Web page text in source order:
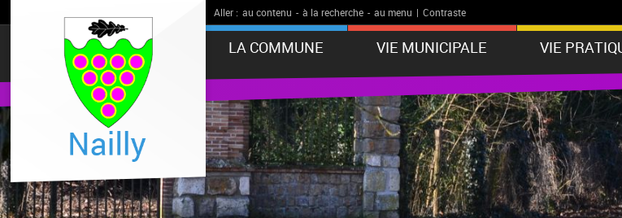
Aller : au contenu - à la recherche - au menu | Contraste
LA COMMUNE VIE MUNICIPALE VIE